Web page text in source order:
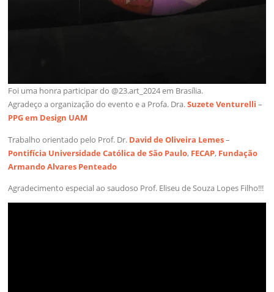
Foi uma honra participar do @23.art_2024 em Brasília.
Agradeço a organização do evento e a Profa. Dra.Suzete Venturelli –
PPG em Design UAM
Trabalho orientado pelo Prof. Dr. David de Oliveira Lemes–
Pontifícia Universidade Católica de São Paulo, FECAP, Fundação
Armando Alvares Penteado
Agradecimento especial ao saudoso Prof. Eliseu de Souza Lopes Filho!!!